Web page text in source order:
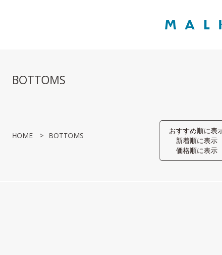
BOTTOMS
HOME BOTTOMS
おすすめ順に表
新着順に表示
価格順に表示